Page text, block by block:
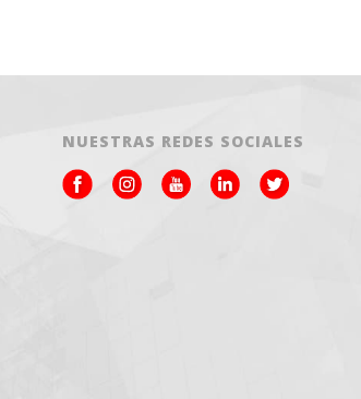
NUESTRAS REDES SOCIALES